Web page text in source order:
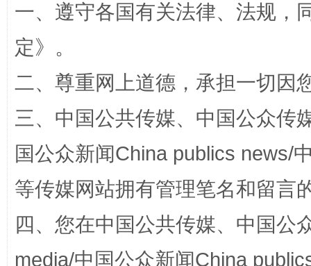
一、遵守各国有关法律、法规，
定》。
二、尊重网上道德，承担一切因
三、中国公共传媒、中国公众传
国公众新闻China publics news/
等传媒网站拥有管理笔名和留言
四、您在中国公共传媒、中国公
media/中国公众新闻China